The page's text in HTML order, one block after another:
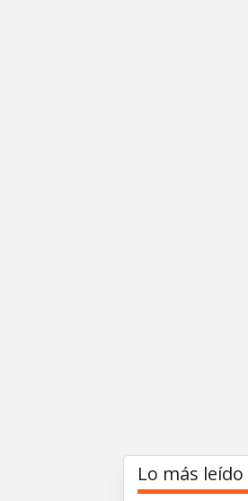
Lo más leído